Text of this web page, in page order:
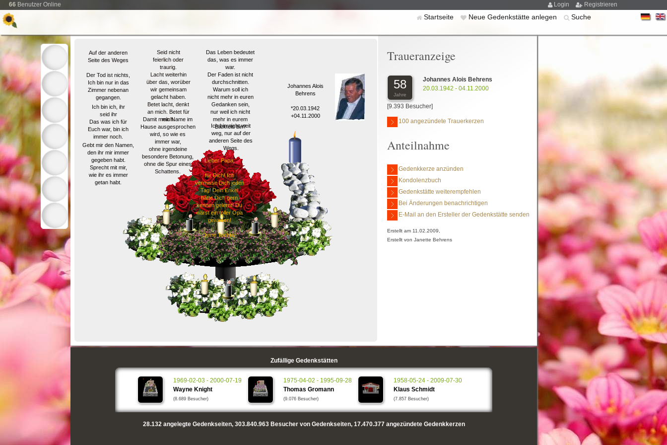
66 Benutzer Online Login Registrieren
Startseite Neue Gedenkstätte anlegen Suche
Johannes Alois
Behrens
*20.03.1942
+04.11.2000
Lieber Papa,
für Dich! Ich
vermisse Dich jeden
Tag! Dein Enkel
hätte Dich gern
kennen gelernt! Du
wärst ein toller Opa
gewesen!
Deine Tochter
Auf der anderen
Seite des Weges
Der Tod ist nichts,
Ich bin nur in das
Zimmer nebenan
gegangen.
Gebt mir den Namen,
den ihr mir immer
gegeben habt.
Sprecht mit mir,
wie ihr es immer
getan habt.
Seid nicht
feierlich oder
traurig.
Lacht weiterhin
über das, worüber
wir gemeinsam
gelacht haben.
Betet lacht, denkt
an mich. Betet für
mich.
Ich bin ich, ihr
seid ihr
Das was ich für
Euch war, bin ich
immer noch.
Damit mein Name im
Hause ausgesprochen
wird, so wie es
immer war,
ohne irgendeine
besondere Betonung,
ohne die Spur eines
Schattens.
Das Leben bedeutet
das, was es immer
war.
Der Faden ist nicht
durchschnitten.
Warum soll ich
nicht mehr in euren
Gedanken sein,
nur weil ich nicht
mehr in eurem
Blickfeld bin?
Ich bin nicht weit
weg, nur auf der
anderen Seite des
Wegs.
Traueranzeige
58
Jahre
Johannes Alois Behrens
20.03.1942 - 04.11.2000
[9.393 Besucher]
100 angezündete Trauerkerzen
Anteilnahme
Gedenkkerze anzünden
Kondolenzbuch
Gedenkstätte weiterempfehlen
Bei Änderungen benachrichtigen
E-Mail an den Ersteller der Gedenkstätte senden
Erstellt am 11.02.2009,
Erstellt von Janette Behrens
Zufällige Gedenkstätten
1969-02-03 - 2000-07-19
Wayne Knight
(8.689 Besucher)
1975-04-02 - 1995-09-28
Thomas Gromann
(9.076 Besucher)
1958-05-24 - 2009-07-30
Klaus Schmidt
(7.857 Besucher)
28.132angelegte Gedenkseiten, 303.840.963Besucher von Gedenkseiten, 17.470.377angezündete Gedenkkerzen